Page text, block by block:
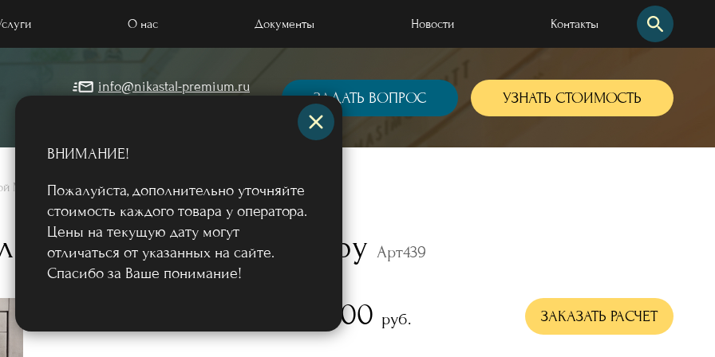
отделкой МДФ
массивом дерева
дом и коттедж
в офис
Фото наших работ
О нас Документы Новости Контакты
info@nikastal-premium.ru
ЗАДАТЬ ВОПРОС УЗНАТЬ СТОИМОСТЬ
МДФ /
МДФ ПВХ в квартиру Арт439
44 000 руб. ЗАКАЗАТЬ РАСЧЕТ
ВНИМАНИЕ!
Пожалуйста, дополнительно уточняйте
стоимость каждого товара у оператора.
Цены на текущую дату могут
отличаться от указанных на сайте.
Спасибо за Ваше понимание!